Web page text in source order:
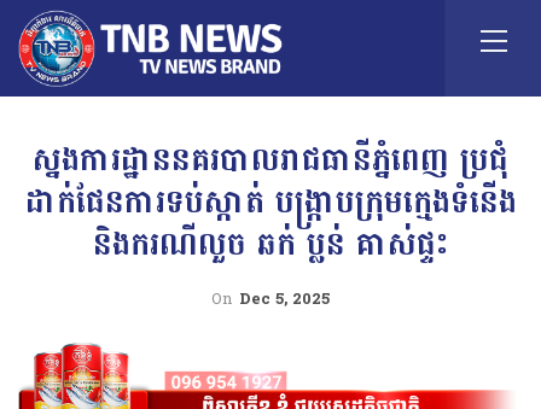
ស្នងការដ្ឋាននគរបាលរាជធានីភ្នំពេញ ប្រជុំ
ដាក់ផែនការទប់ស្កាត់ បង្ក្រាបក្រុមក្មេងទំនើង
និងករណីលួច ឆក់ ប្លន់ គាស់ផ្ទះ
On Dec 5, 2025